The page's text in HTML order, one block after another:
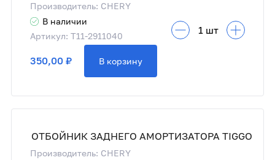
Производитель: CHERY
В наличии
Артикул: T11-2911040
350,00 ₽ В корзину
ОТБОЙНИК ЗАДНЕГО АМОРТИЗАТОРА TIGGO
Производитель: CHERY